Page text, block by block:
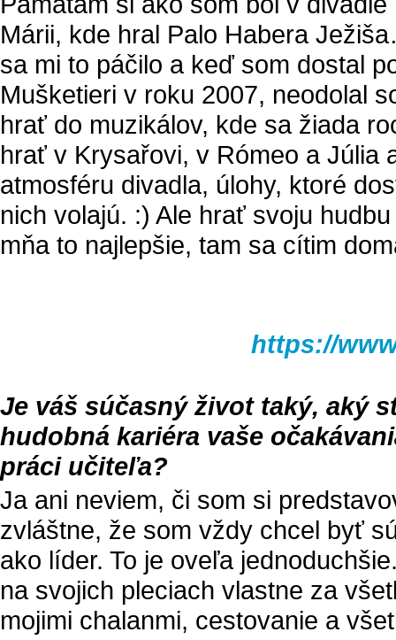
Márii, kde hral Palo Habera
sa mi to páčilo a keď som dostal
Mušketieri v roku 2007, neodolal
hrať do muzikálov, kde sa žiada
hrať v Krysařovi, v Rómeo a Júlia
atmosféru divadla, úlohy, ktoré
nich volajú. :) Ale hrať svoju
mňa to najlepšie, tam sa cítim
https://
Je váš súčasný život taký, aký
hudobná kariéra vaše
práci učiteľa?
Ja ani neviem, či som si
zvláštne, že som vždy chcel byť
ako líder. To je oveľa
na svojich pleciach vlastne za
mojimi chalanmi, cestovanie a